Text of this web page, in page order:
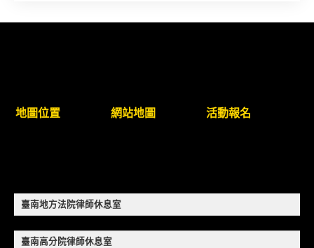
【重要公告】115年職場霸凌調查專業人才(律師)培
前報名，實體+線上併行)
徵詢有意願擔任程序監理人之會員(115/8/14截止)
地圖位置 網站地圖 活動報名
臺南地方法院律師休息室
臺南高分院律師休息室